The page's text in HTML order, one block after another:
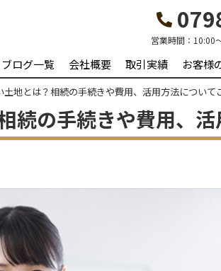
営業時間： 10:00
ブログ一覧 会社概要 取引実績 お客様
地とは？相続の手続きや費用、活用方法について
続の手続きや費用、活